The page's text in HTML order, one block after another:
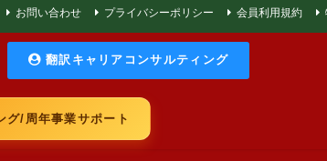
お問い合わせ プライバシーポリシー 会員利用規約
翻訳キャリアコンサルティング
グ/周年事業サポート